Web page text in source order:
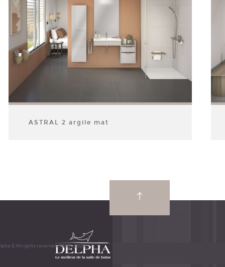
ASTRAL 2 argile mat
© All rights reserved, 1993 - 2024